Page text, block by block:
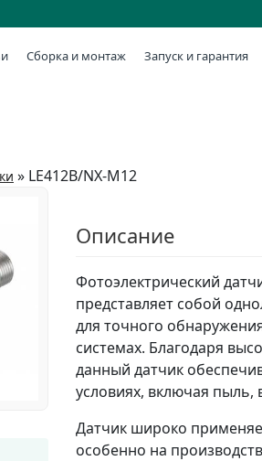
Сборка и монтаж Запуск и гарантия
» LE412B/NX-M12
Описание
Фотоэлектрический
представляет собой
для точного
системах. Благодаря
данный датчик
условиях, включая
Датчик широко
особенно на